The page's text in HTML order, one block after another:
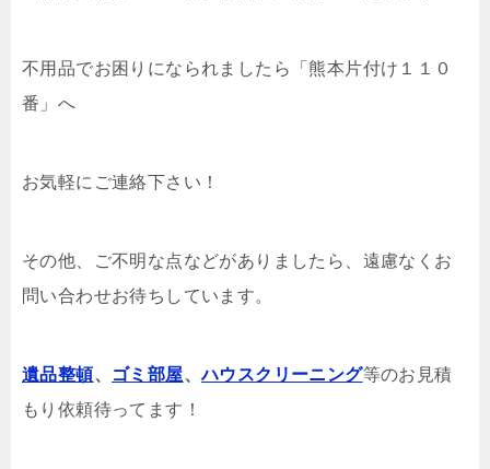
不用品でお困りになられましたら「熊本片付け１１０
番」へ
お気軽にご連絡下さい！
その他、ご不明な点などがありましたら、遠慮なくお
問い合わせお待ちしています。
遺品整頓、 ゴミ部屋、ハウスクリーニング等のお見積
もり依頼待ってます！